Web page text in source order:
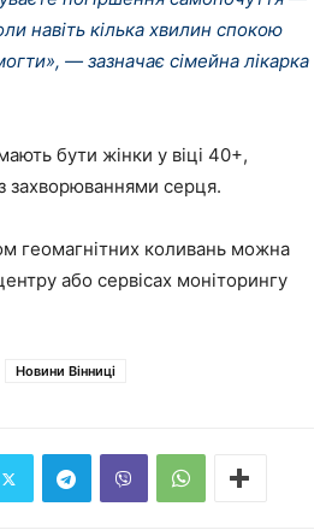
навіть кілька хвилин спокою
— зазначає сімейна лікарка
бути жінки у віці 40+,
захворюваннями серця.
геомагнітних коливань можна
або сервісах моніторингу
Новини Вінниці